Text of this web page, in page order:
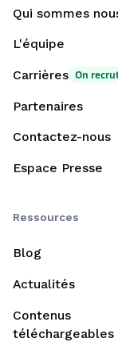
Qui sommes
L'équipe
Carrières On
Partenaires
Contactez-nous
Espace Presse
Ressources
Blog
Actualités
Contenus
téléchargeables